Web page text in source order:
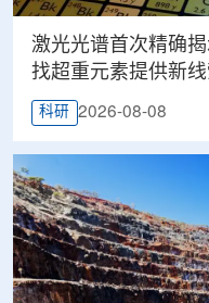
激光光谱首次精确
找超重元素提供新
科研 2026-08-08